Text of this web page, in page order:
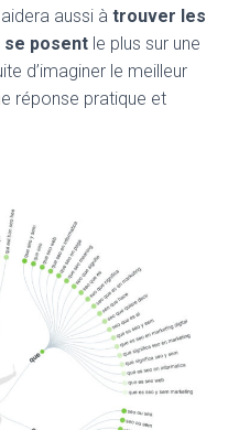
aussi à trouver les
se posent le plus sur une
d’imaginer le meilleur
réponse pratique et